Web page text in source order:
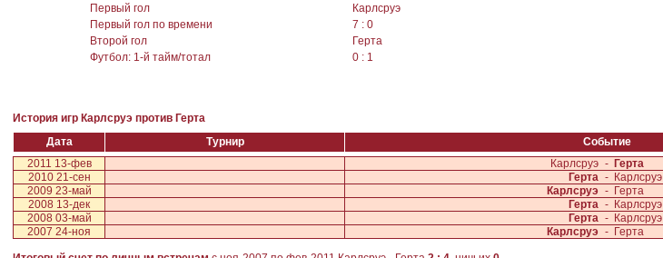
Первый гол
Карлсруэ
Первый гол по времени
7 : 0
Второй гол
Герта
Футбол: 1-й тайм/тотал
0 : 1
История игр Карлсруэ против Герта
Дата
Турнир Событие
2011 13-фев
Карлсруэ - Герта
2010 21-сен
Герта - Карлсруэ
2009 23-май
Карлсруэ - Герта
2008 13-дек
Герта - Карлсруэ
2008 03-май
Герта - Карлсруэ
2007 24-ноя
Карлсруэ - Герта